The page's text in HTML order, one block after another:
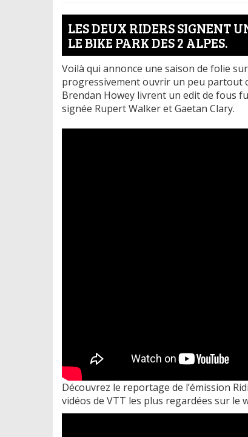
LES DEUX RIDERS SIGNENT
LE BIKE PARK DES 2 ALPES.
Voilà qui annonce une saison de folie
progressivement ouvrir un peu partout
Brendan Howey livrent un edit de fous
signée Rupert Walker et Gaetan Clary.
Découvrez le reportage de l’émission
vidéos de VTT les plus regardées sur le